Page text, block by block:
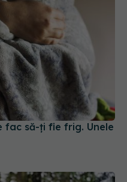
fac să-ți fie frig. Unele